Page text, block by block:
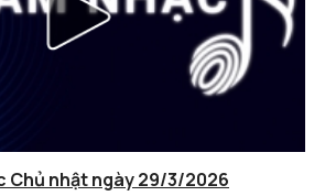
Chủ nhật ngày 29/3/2026